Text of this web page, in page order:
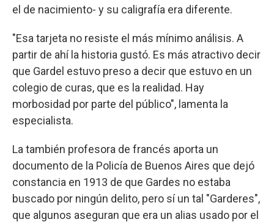
el de nacimiento- y su caligrafía era diferente.
"Esa tarjeta no resiste el más mínimo análisis. A
partir de ahí la historia gustó. Es más atractivo decir
que Gardel estuvo preso a decir que estuvo en un
colegio de curas, que es la realidad. Hay
morbosidad por parte del público", lamenta la
especialista.
La también profesora de francés aporta un
documento de la Policía de Buenos Aires que dejó
constancia en 1913 de que Gardes no estaba
buscado por ningún delito, pero sí un tal "Garderes",
que algunos aseguran que era un alias usado por el